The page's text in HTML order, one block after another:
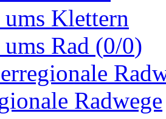
Klettern
Rad (0/0)
Radwege